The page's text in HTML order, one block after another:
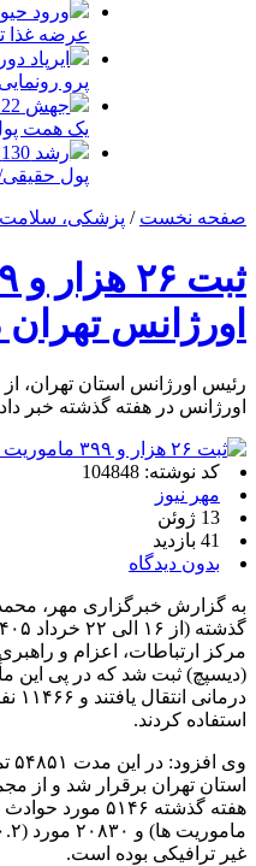
ورود
عرضه غذا
پرو
یک همت
پول حقیقی/
صفحه نخست / پزشکی، سلامت
اورژانس
اورژانس در هفته گذشته خبر
کد نوشته: 104848
مهر نیوز
13 ژوئن
41 بازدید
بدون دیدگاه
به گزارش خبرگزاری مهر،
مرکز ارتباطات، اعزام و
استفاده کردند.
استان تهران برقرار شد و
غیر ترافیکی بوده است.